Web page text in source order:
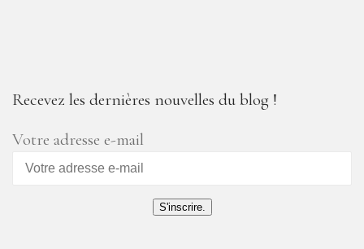
Recevez les dernières nouvelles du blog !
Votre adresse e-mail
S'inscrire.